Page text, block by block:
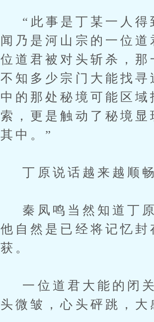
“此事是丁某一人得
闻乃是河山宗的一位
位道君被对头斩杀，那
不知多少宗门大能找
中的那处秘境可能区
索，更是触动了秘境
其中。”
丁原说话越来越顺畅
秦凤鸣当然知道丁原
他自然是已经将记忆
获。
一位道君大能的闭关
头微皱，心头砰跳，大